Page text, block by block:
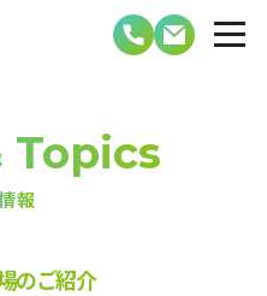
Topics
報
のご紹介